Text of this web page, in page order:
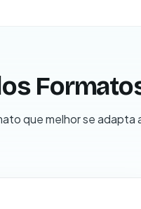
que melhor se adapta